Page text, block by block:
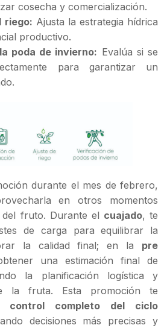
cosecha y comercialización.
riego: Ajusta la estrategia hídrica
productivo.
poda de invierno: Evalúa si se
para garantizar un
durante el mes de febrero,
en otros momentos
fruto. Durante el cuajado, te
de carga para equilibrar la
la calidad final; en la pre
una estimación final de
la planificación logística y
la fruta. Esta promoción te
control completo del ciclo
decisiones más precisas y